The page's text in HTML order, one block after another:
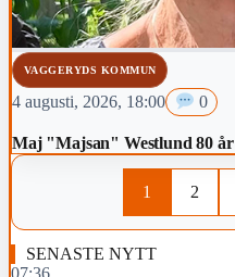
VAGGERYDS KOMMUN
4 augusti, 2026, 18:00 0
Maj "Majsan" Westlund 80 år
1 2
SENASTE NYTT
07:36